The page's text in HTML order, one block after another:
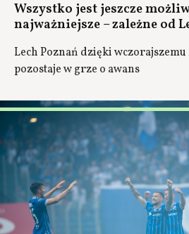
Wszystko jest jeszcze
najważniejsze – zależne od
Lech Poznań dzięki
pozostaje w grze o awans